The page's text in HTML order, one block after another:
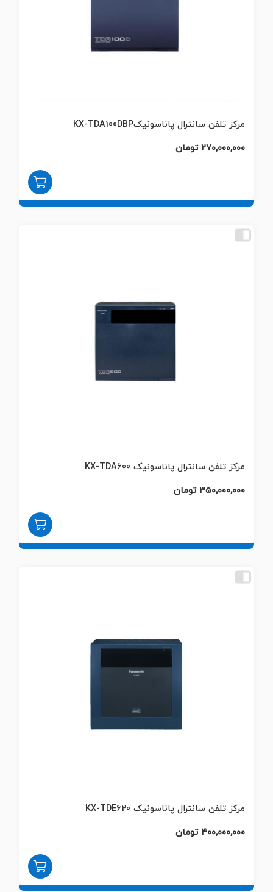
مرکز تلفن سانترال پاناسونیکKX-TDA100DBP
۲۷۰,۰۰۰,۰۰۰ تومان
مرکز تلفن سانترال پاناسونیک KX-TDA600
۳۵۰,۰۰۰,۰۰۰ تومان
مرکز تلفن سانترال پاناسونیک KX-TDE620
۴۰۰,۰۰۰,۰۰۰ تومان